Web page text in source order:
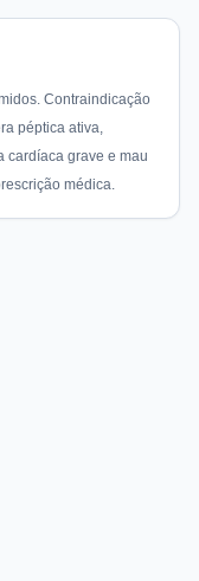
Contraindicação
péptica ativa,
cardíaca grave e mau
médica.